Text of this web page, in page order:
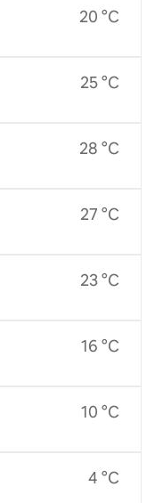
20 °C
25 °C
28 °C
27 °C
23 °C
16 °C
10 °C
4 °C